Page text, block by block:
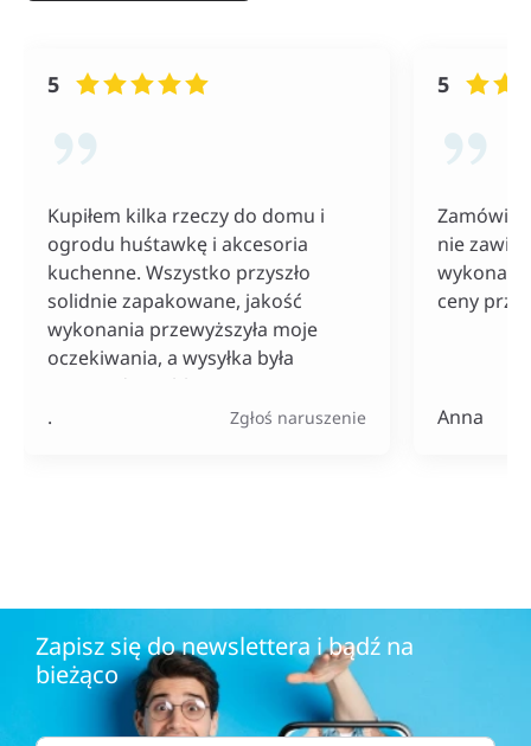
5
Kupiłem kilka rzeczy do domu i
ogrodu huśtawkę i akcesoria
kuchenne. Wszystko przyszło
solidnie zapakowane, jakość
wykonania przewyższyła moje
oczekiwania, a wysyłka była
naprawdę szybka. Do tego ceny
bardzo konkurencyjne, szczególnie
. Zgłoś naruszenie
5
nie
ceny
Anna
Zapisz się do newslettera i bądź na
bieżąco